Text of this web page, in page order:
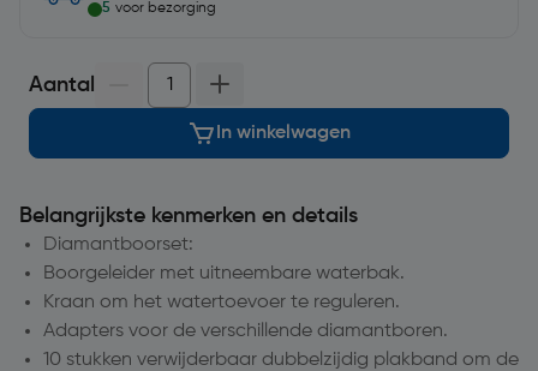
5 voor bezorging
Aantal
In winkelwagen
Belangrijkste kenmerken en details
Diamantboorset:
Boorgeleider met uitneembare waterbak.
Kraan om het watertoevoer te reguleren.
Adapters voor de verschillende diamantboren.
10 stukken verwijderbaar dubbelzijdig plakband om de